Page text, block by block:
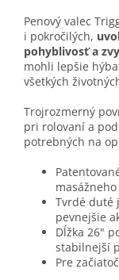
Penový valec
i pokročilých,
pohyblivosť a
mohli lepšie
všetkých
Trojrozmerný
pri rolovaní a
potrebných na
Tvrdé duté
pevnejšie
Dĺžka 26"
stabilnejší
Pre